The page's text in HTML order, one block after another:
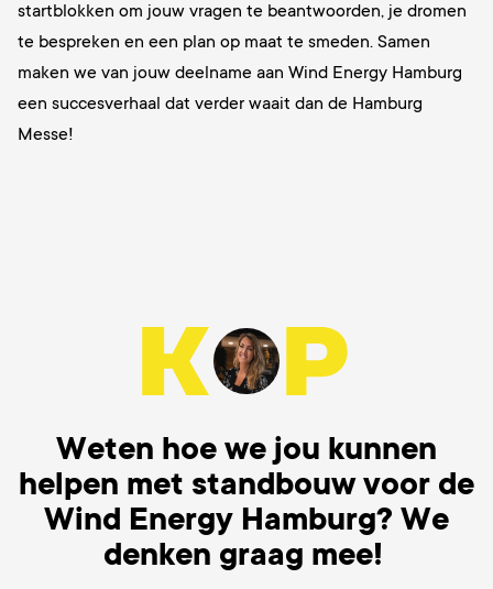
startblokken om jouw vragen te beantwoorden, je dromen
te bespreken en een plan op maat te smeden. Samen
maken we van jouw deelname aan Wind Energy Hamburg
een succesverhaal dat verder waait dan de Hamburg
Messe!
Weten hoe we jou kunnen
helpen met standbouw voor de
Wind Energy Hamburg? We
denken graag mee!